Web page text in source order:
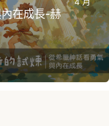
在成長-赫